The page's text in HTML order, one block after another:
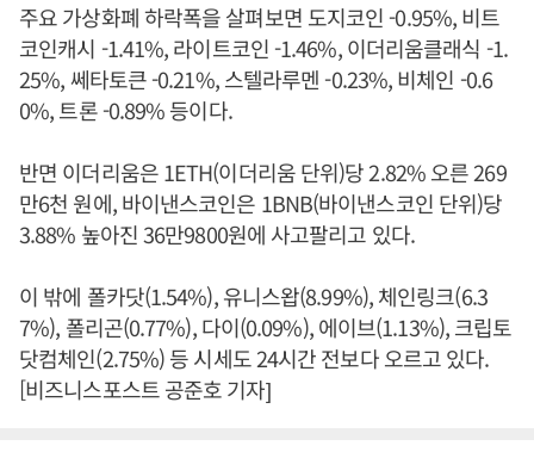
주요 가상화폐 하락폭을 살펴보면 도지코인 -0.95%, 비트
코인캐시 -1.41%, 라이트코인 -1.46%, 이더리움클래식 -1.
25%, 쎄타토큰 -0.21%, 스텔라루멘 -0.23%, 비체인 -0.6
0%, 트론 -0.89% 등이다.
반면 이더리움은 1ETH(이더리움 단위)당 2.82% 오른 269
만6천 원에, 바이낸스코인은 1BNB(바이낸스코인 단위)당
3.88% 높아진 36만9800원에 사고팔리고 있다.
이 밖에 폴카닷(1.54%), 유니스왑(8.99%), 체인링크(6.3
7%), 폴리곤(0.77%), 다이(0.09%), 에이브(1.13%), 크립토
닷컴체인(2.75%) 등 시세도 24시간 전보다 오르고 있다.
[비즈니스포스트 공준호 기자]